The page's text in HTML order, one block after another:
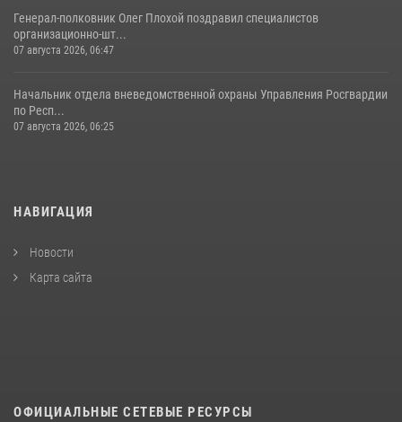
Генерал-полковник Олег Плохой поздравил специалистов
организационно-шт...
07 августа 2026, 06:47
Начальник отдела вневедомственной охраны Управления Росгвардии
по Респ...
07 августа 2026, 06:25
НАВИГАЦИЯ
Новости
Карта сайта
ОФИЦИАЛЬНЫЕ СЕТЕВЫЕ РЕСУРСЫ